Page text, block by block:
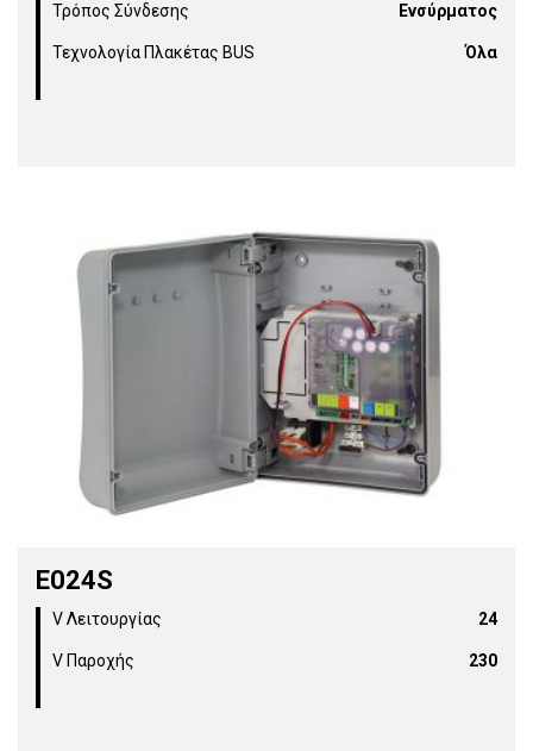
Τρόπος Σύνδεσης Ενσύρματος
Τεχνολογία Πλακέτας BUS Όλα
E024S
V Λειτουργίας 24
V Παροχής 230